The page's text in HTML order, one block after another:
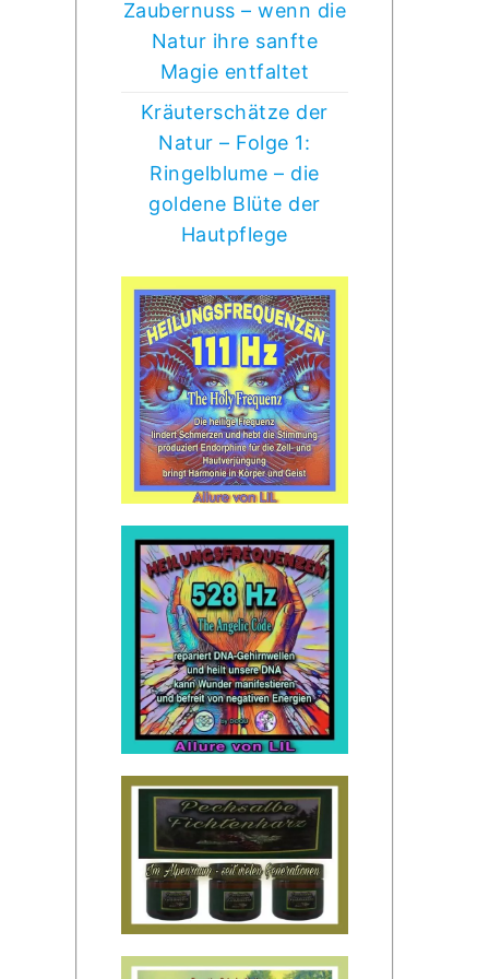
Zaubernuss – wenn die
Natur ihre sanfte
Magie entfaltet
Kräuterschätze der
Natur – Folge 1:
Ringelblume – die
goldene Blüte der
Hautpflege